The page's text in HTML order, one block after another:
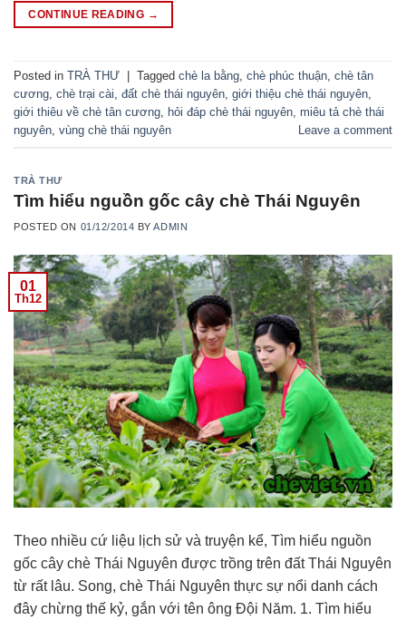
CONTINUE READING →
Posted in TRÀ THƯ Tagged chè la bằng, chè phúc thuận, chè tân
cương, chè trại cài, đất chè thái nguyên, giới thiệu chè thái nguyên,
giới thiêu về chè tân cương, hỏi đáp chè thái nguyên, miêu tả chè thái
nguyên, vùng chè thái nguyên Leave a comment
TRÀ THƯ
Tìm hiểu nguồn gốc cây chè Thái Nguyên
POSTED ON 01/12/2014 BYADMIN
01
Th12
Theo nhiều cứ liệu lịch sử và truyện kể, Tìm hiểu nguồn
gốc cây chè Thái Nguyên được trồng trên đất Thái Nguyên
từ rất lâu. Song, chè Thái Nguyên thực sự nổi danh cách
đây chừng thế kỷ, gắn với tên ông Đội Năm. 1. Tìm hiểu